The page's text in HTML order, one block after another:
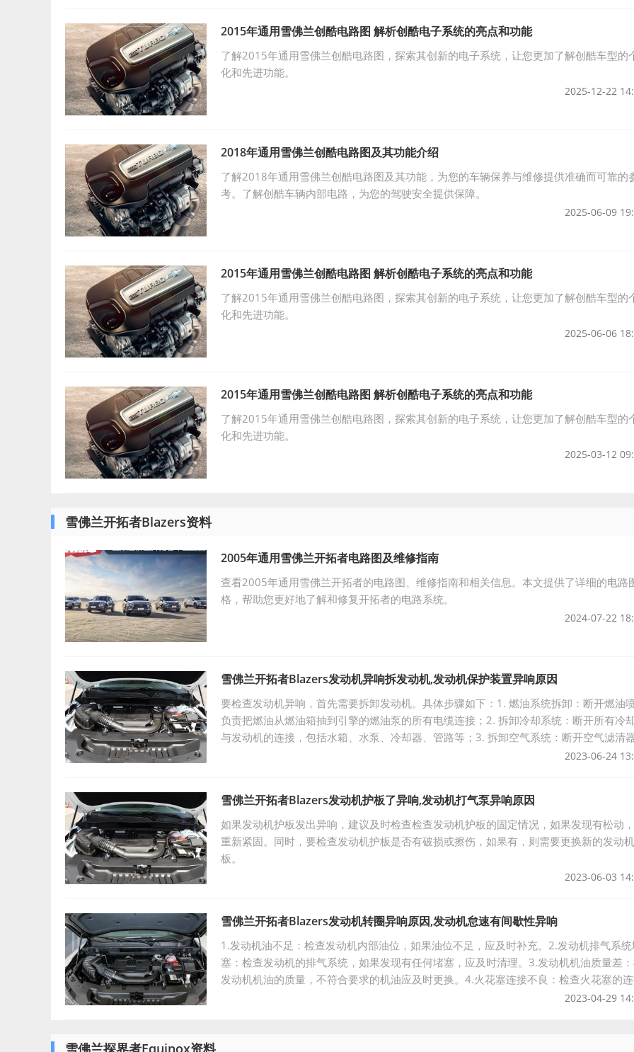
2015年通用雪佛兰创酷电路图 解析创酷电子系统的亮点和功能
了解2015年通用雪佛兰创酷电路图，探索其创新的电子系统，让您更加了解创酷车型的
化和先进功能。
2025-12-22
2018年通用雪佛兰创酷电路图及其功能介绍
了解2018年通用雪佛兰创酷电路图及其功能，为您的车辆保养与维修提供准确而可靠的
考。了解创酷车辆内部电路，为您的驾驶安全提供保障。
2025-06-09
2015年通用雪佛兰创酷电路图 解析创酷电子系统的亮点和功能
了解2015年通用雪佛兰创酷电路图，探索其创新的电子系统，让您更加了解创酷车型的
化和先进功能。
2025-06-06
2015年通用雪佛兰创酷电路图 解析创酷电子系统的亮点和功能
了解2015年通用雪佛兰创酷电路图，探索其创新的电子系统，让您更加了解创酷车型的
化和先进功能。
2025-03-12
雪佛兰开拓者Blazers资料
2005年通用雪佛兰开拓者电路图及维修指南
查看2005年通用雪佛兰开拓者的电路图、维修指南和相关信息。本文提供了详细的电路
格，帮助您更好地了解和修复开拓者的电路系统。
2024-07-22
雪佛兰开拓者Blazers发动机异响拆发动机,发动机保护装置异响原因
要检查发动机异响，首先需要拆卸发动机。具体步骤如下：1. 燃油系统拆卸：断开燃油
负责把燃油从燃油箱抽到引擎的燃油泵的所有电缆连接；2. 拆卸冷却系统：断开所有冷
与发动机的连接，包括水箱、水泵、冷却器、管路等；3. 拆卸空气系统：断开空气滤清
2023-06-24
雪佛兰开拓者Blazers发动机护板了异响,发动机打气泵异响原因
如果发动机护板发出异响，建议及时检查检查发动机护板的固定情况，如果发现有松动
重新紧固。同时，要检查发动机护板是否有破损或擦伤，如果有，则需要更换新的发动
板。
2023-06-03
雪佛兰开拓者Blazers发动机转圈异响原因,发动机怠速有间歇性异响
1.发动机油不足：检查发动机内部油位，如果油位不足，应及时补充。2.发动机排气系统
塞：检查发动机的排气系统，如果发现有任何堵塞，应及时清理。3.发动机机油质量差
发动机机油的质量，不符合要求的机油应及时更换。4.火花塞连接不良：检查火花塞的连
2023-04-29
雪佛兰探界者Equinox资料